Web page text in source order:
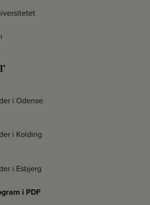
i Odense
i Kolding
i Esbjerg
i PDF